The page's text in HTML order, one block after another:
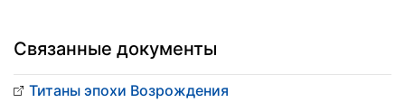
Связанные документы
Титаны эпохи Возрождения